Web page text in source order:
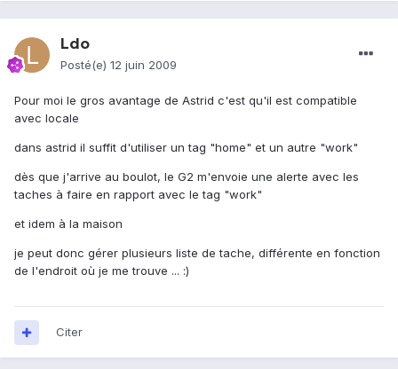
Ldo
Posté(e) 12 juin 2009
Pour moi le gros avantage de Astrid c'est qu'il est compatible
avec locale
dans astrid il suffit d'utiliser un tag "home" et un autre "work"
dès que j'arrive au boulot, le G2 m'envoie une alerte avec les
taches à faire en rapport avec le tag "work"
et idem à la maison
je peut donc gérer plusieurs liste de tache, différente en fonction
de l'endroit où je me trouve ... :)
Citer